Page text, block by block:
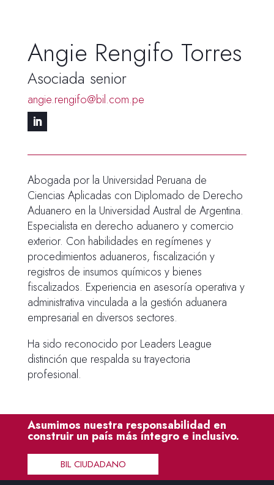
Angie Rengifo Torres
Asociada senior
angie.rengifo@bil.com.pe
Abogada por la Universidad Peruana de
Ciencias Aplicadas con Diplomado de Derecho
Aduanero en la Universidad Austral de Argentina.
Especialista en derecho aduanero y comercio
exterior. Con habilidades en regímenes y
procedimientos aduaneros, fiscalización y
registros de insumos químicos y bienes
fiscalizados. Experiencia en asesoría operativa y
administrativa vinculada a la gestión aduanera
empresarial en diversos sectores.
Ha sido reconocido por Leaders League
distinción que respalda su trayectoria
profesional.
Asumimos nuestra responsabilidad en
construir un país más íntegro e inclusivo.
BIL CIUDADANO